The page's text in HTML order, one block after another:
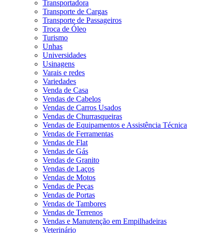
Transportadora
Transporte de Cargas
Transporte de Passageiros
Troca de Óleo
Turismo
Unhas
Universidades
Usinagens
Varais e redes
Variedades
Venda de Casa
Vendas de Cabelos
Vendas de Carros Usados
Vendas de Churrasqueiras
Vendas de Equipamentos e Assistência Técnica
Vendas de Ferramentas
Vendas de Flat
Vendas de Gás
Vendas de Granito
Vendas de Laços
Vendas de Motos
Vendas de Peças
Vendas de Portas
Vendas de Tambores
Vendas de Terrenos
Vendas e Manutenção em Empilhadeiras
Veterinário